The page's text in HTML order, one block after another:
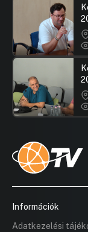
Információk
Adatkezelési